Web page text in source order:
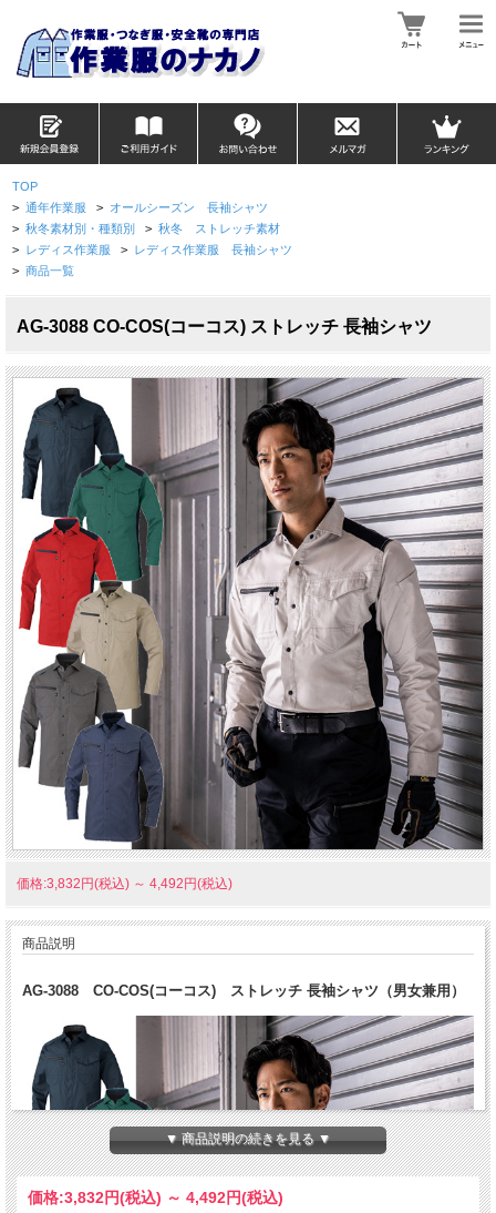
TOP
> 通年作業服 > オールシーズン 長袖シャツ
> 秋冬素材別・種類別 > 秋冬 ストレッチ素材
> レディス作業服 > レディス作業服 長袖シャツ
> 商品一覧
AG-3088 CO-COS(コーコス) ストレッチ 長袖シャツ
価格:3,832円(税込) ～ 4,492円(税込)
商品説明
AG-3088 CO-COS(コーコス) ストレッチ 長袖シャツ（男女兼用）
▼ 商品説明の続きを見る ▼
価格:3,832円(税込) ～ 4,492円(税込)